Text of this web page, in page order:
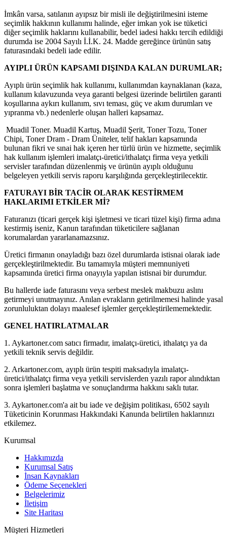
İmkân varsa, satılanın ayıpsız bir misli ile değiştirilmesini isteme
seçimlik hakkının kullanımı halinde, eğer imkan yok ise tüketici
diğer seçimlik haklarını kullanabilir, bedel iadesi hakkı tercih edildiği
durumda ise 2004 Sayılı İ.İ.K. 24. Madde gereğince ürünün satış
faturasındaki bedeli iade edilir.
AYIPLI ÜRÜN KAPSAMI DIŞINDA KALAN DURUMLAR;
Ayıplı ürün seçimlik hak kullanımı, kullanımdan kaynaklanan (kaza,
kullanım kılavuzunda veya garanti belgesi üzerinde belirtilen garanti
koşullarına aykırı kullanım, sıvı teması, güç ve akım durumları ve
yıpranma vb.) nedenlerle oluşan halleri kapsamaz.
Muadil Toner. Muadil Kartuş, Muadil Şerit, Toner Tozu, Toner
Chipi, Toner Dram - Dram Üniteler, telif hakları kapsamında
bulunan fikri ve sınai hak içeren her türlü ürün ve hizmette, seçimlik
hak kullanım işlemleri imalatçı-üretici/ithalatçı firma veya yetkili
servisler tarafından düzenlenmiş ve ürünün ayıplı olduğunu
belgeleyen yetkili servis raporu karşılığında gerçekleştirilecektir.
FATURAYI BİR TACİR OLARAK KESTİRMEM
HAKLARIMI ETKİLER Mİ?
Faturanızı (ticari gerçek kişi işletmesi ve ticari tüzel kişi) firma adına
kestirmiş iseniz, Kanun tarafından tüketicilere sağlanan
korumalardan yararlanamazsınız.
Üretici firmanın onayladığı bazı özel durumlarda istisnai olarak iade
gerçekleştirilmektedir. Bu tamamıyla müşteri memnuniyeti
kapsamında üretici firma onayıyla yapılan istisnai bir durumdur.
Bu hallerde iade faturasını veya serbest meslek makbuzu aslını
getirmeyi unutmayınız. Anılan evrakların getirilmemesi halinde yasal
zorunluluktan dolayı maalesef işlemler gerçekleştirilememektedir.
GENEL HATIRLATMALAR
1. Aykartoner.com satıcı firmadır, imalatçı-üretici, ithalatçı ya da
yetkili teknik servis değildir.
2. Arkartoner.com, ayıplı ürün tespiti maksadıyla imalatçı-
üretici/ithalatçı firma veya yetkili servislerden yazılı rapor alındıktan
sonra işlemleri başlatma ve sonuçlandırma hakkını saklı tutar.
3. Aykartoner.com'a ait bu iade ve değişim politikası, 6502 sayılı
Tüketicinin Korunması Hakkındaki Kanunda belirtilen haklarınızı
etkilemez.
Kurumsal
Hakkımızda
Kurumsal Satış
İnsan Kaynakları
Ödeme Seçenekleri
Belgelerimiz
İletişim
Site Haritası
Müşteri Hizmetleri